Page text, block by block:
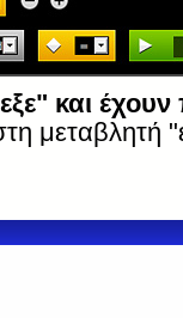
και
μεταβλητή